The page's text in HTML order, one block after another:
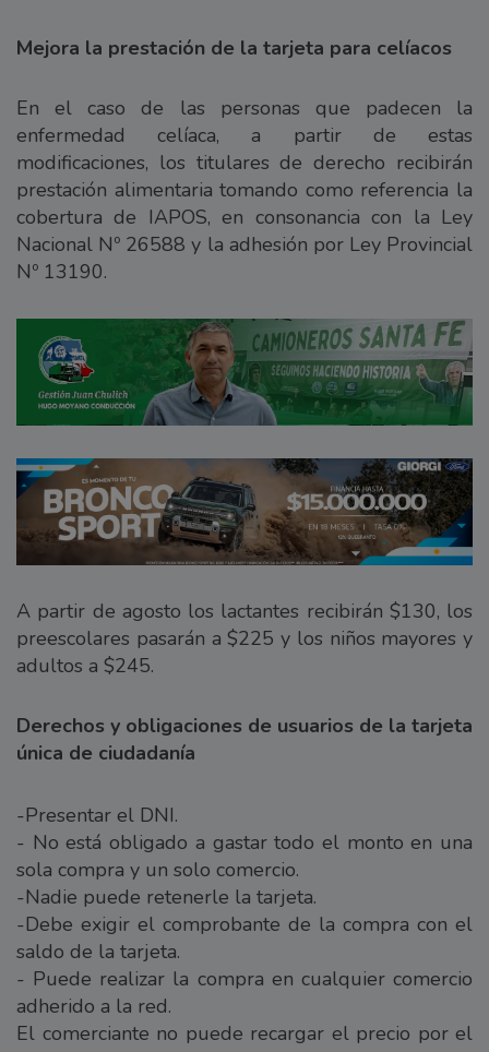
Mejora la prestación de la tarjeta para celíacos
En el caso de las personas que padecen la
enfermedad celíaca, a partir de estas
modificaciones, los titulares de derecho recibirán
prestación alimentaria tomando como referencia la
cobertura de IAPOS, en consonancia con la Ley
Nacional Nº 26588 y la adhesión por Ley Provincial
Nº 13190.
A partir de agosto los lactantes recibirán $130, los
preescolares pasarán a $225 y los niños mayores y
adultos a $245.
Derechos y obligaciones de usuarios de la tarjeta
única de ciudadanía
-Presentar el DNI.
- No está obligado a gastar todo el monto en una
sola compra y un solo comercio.
-Nadie puede retenerle la tarjeta.
-Debe exigir el comprobante de la compra con el
saldo de la tarjeta.
- Puede realizar la compra en cualquier comercio
adherido a la red.
El comerciante no puede recargar el precio por el